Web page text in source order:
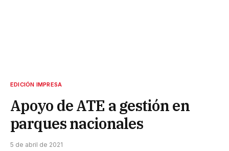
EDICIÓN IMPRESA
Apoyo de ATE a gestión en
parques nacionales
5 de abril de 2021